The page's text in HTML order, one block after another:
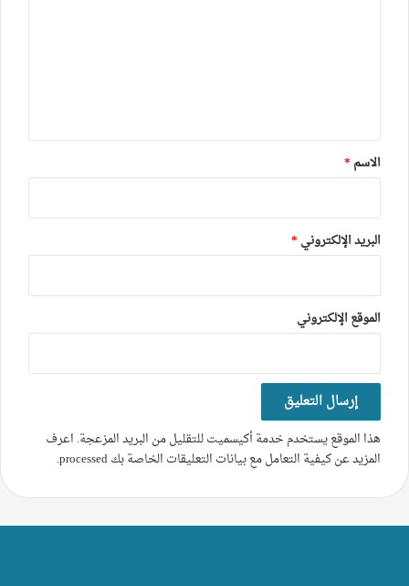
*
الاسم *
البريد الإلكتروني *
الموقع الإلكتروني
هذا الموقع يستخدم خدمة أكيسميت للتقليل من البريد المزعجة. اعرف
المزيد عن كيفية التعامل مع بيانات التعليقات الخاصة بك processed
.